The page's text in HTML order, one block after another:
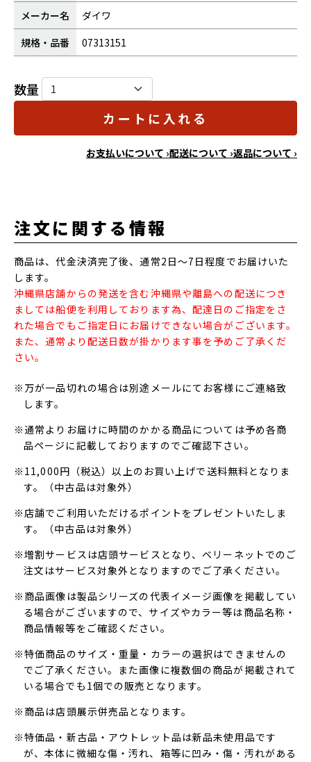
メーカー名
ダイワ
規格・品番
07313151
数量
カートに入れる
お支払いについて ›配送について ›返品について ›
注文に関する情報
商品は、代金決済完了後、通常2日～7日程度でお届けいた
します。
沖縄県店舗からの発送を含む沖縄県や離島への配送につき
ましては船便を利用しております為、配達日のご指定をさ
れた場合でもご指定日にお届けできない場合がございます。
また、通常より配送日数が掛かります事を予めご了承くだ
さい。
※万が一品切れの場合は別途メールにてお客様にご連絡致
します。
※通常よりお届けに時間のかかる商品については予め各商
品ページに記載しておりますのでご確認下さい。
※11,000円（税込）以上のお買い上げで送料無料となりま
す。（中古品は対象外）
※店舗でご利用いただけるポイントをプレゼントいたしま
す。（中古品は対象外）
※増割サービスは店頭サービスとなり、ベリーネットでのご
注文はサービス対象外となりますのでご了承ください。
※商品画像は製品シリーズの代表イメージ画像を掲載してい
る場合がございますので、サイズやカラー等は商品名称・
商品情報等をご確認ください。
※特価商品のサイズ・重量・カラーの選択はできませんの
でご了承ください。また画像に複数個の商品が掲載されて
いる場合でも1個での販売となります。
※商品は店頭展示併売品となります。
※特価品・新古品・アウトレット品は新品未使用品です
が、本体に微細な傷・汚れ、箱等に凹み・傷・汚れがある